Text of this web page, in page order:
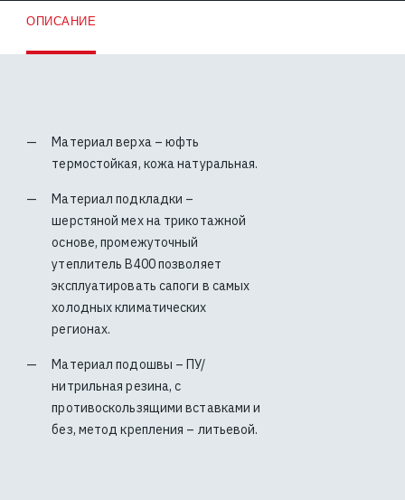
ОПИСАНИЕ
Материал верха – юфть
термостойкая, кожа натуральная.
Материал подкладки –
шерстяной мех на трикотажной
основе, промежуточный
утеплитель В400 позволяет
эксплуатировать сапоги в самых
холодных климатических
регионах.
Материал подошвы – ПУ/
нитрильная резина, с
противоскользящими вставками и
без, метод крепления – литьевой.